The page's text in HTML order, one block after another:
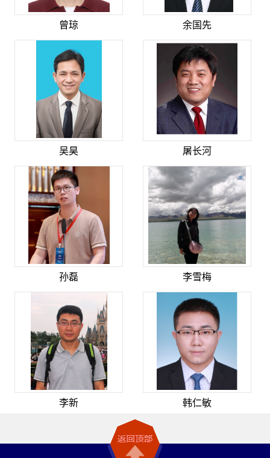
曾琼 余国先
吴昊 屠长河
孙磊 李雪梅
李新 韩仁敏